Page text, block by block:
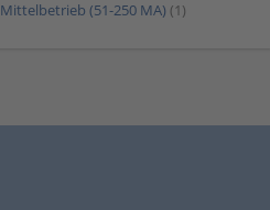
Mittelbetrieb (51-250 MA) (1)